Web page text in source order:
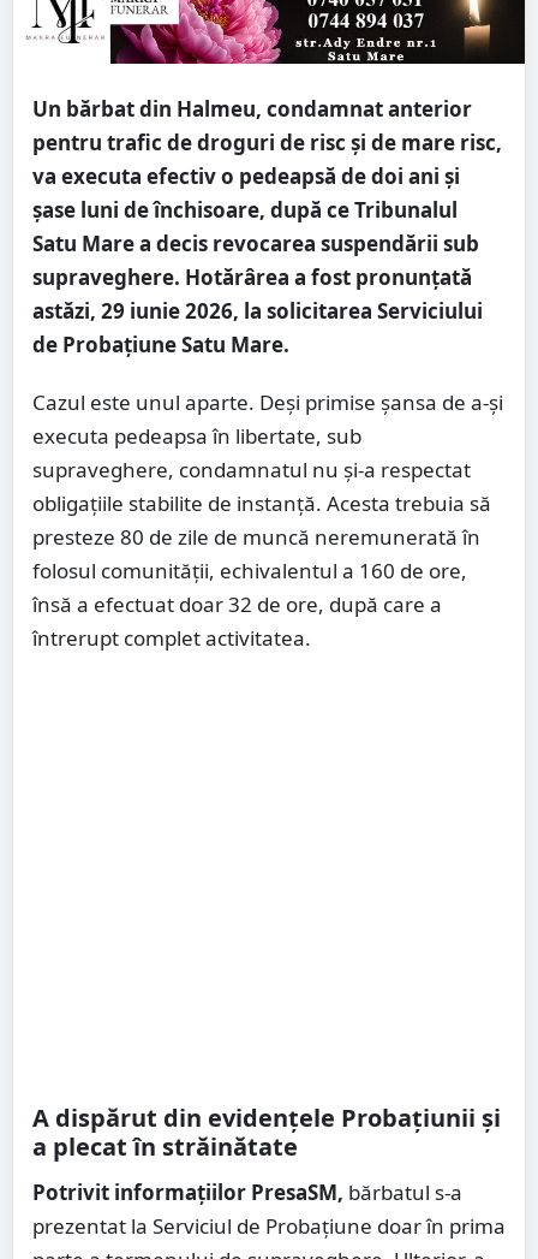
Un bărbat din Halmeu, condamnat anterior
pentru trafic de droguri de risc și de mare risc,
va executa efectiv o pedeapsă de doi ani și
șase luni de închisoare, după ce Tribunalul
Satu Mare a decis revocarea suspendării sub
supraveghere. Hotărârea a fost pronunțată
astăzi, 29 iunie 2026, la solicitarea Serviciului
de Probațiune Satu Mare.
Cazul este unul aparte. Deși primise șansa de a-și
executa pedeapsa în libertate, sub
supraveghere, condamnatul nu și-a respectat
obligațiile stabilite de instanță. Acesta trebuia să
presteze 80 de zile de muncă neremunerată în
folosul comunității, echivalentul a 160 de ore,
însă a efectuat doar 32 de ore, după care a
întrerupt complet activitatea.
A dispărut din evidențele Probațiunii și
a plecat în străinătate
Potrivit informațiilor PresaSM, bărbatul s-a
prezentat la Serviciul de Probațiune doar în prima